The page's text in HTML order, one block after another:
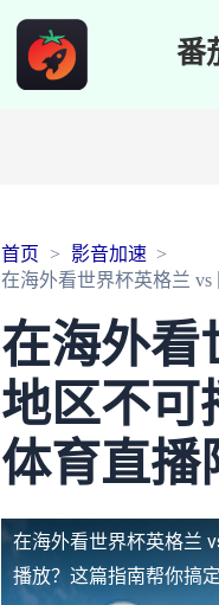
番
首页
影音加速
在海外看世界杯英格兰
在海外看
地区不可
体育直播
在海外看世界杯英格兰
播放？这篇指南帮你搞